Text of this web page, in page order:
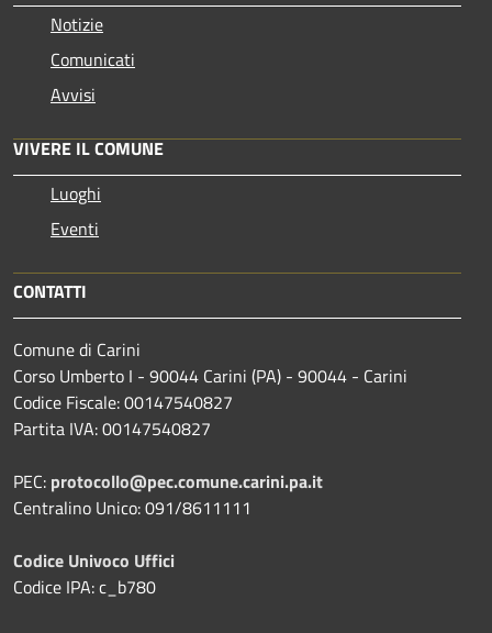
Notizie
Comunicati
Avvisi
VIVERE IL COMUNE
Luoghi
Eventi
CONTATTI
Comune di Carini
Corso Umberto I - 90044 Carini (PA) - 90044 - Carini
Codice Fiscale: 00147540827
Partita IVA: 00147540827
PEC: protocollo@pec.comune.carini.pa.it
Centralino Unico: 091/8611111
Codice Univoco Uffici
Codice IPA: c_b780